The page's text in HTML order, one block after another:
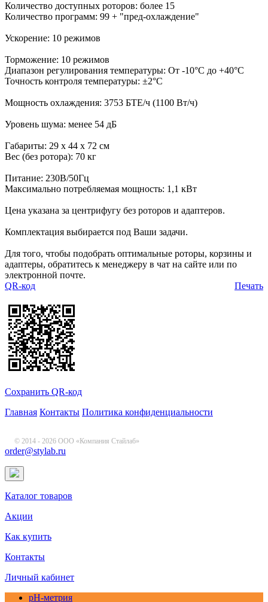
Количество доступных роторов: более 15
Количество программ: 99 + "пред-охлаждение"
Ускорение: 10 режимов
Торможение: 10 режимов
Диапазон регулирования температуры: От -10°С до +40°С
Точность контроля температуры: ±2°C
Мощность охлаждения: 3753 БТЕ/ч (1100 Вт/ч)
Уровень шума: менее 54 дБ
Габариты: 29 х 44 х 72 см
Вес (без ротора): 70 кг
Питание: 230В/50Гц
Максимально потребляемая мощность: 1,1 кВт
Цена указана за центрифугу без роторов и адаптеров.
Комплектация выбирается под Ваши задачи.
Для того, чтобы подобрать оптимальные роторы, корзины и
адаптеры, обратитесь к менеджеру в чат на сайте или по
электронной почте.
Печать
QR-код
Сохранить QR-код
Главная Контакты Политика конфиденциальности
© 2014 - 2026 ООО «Компания Стайлаб»
order@stylab.ru
Каталог товаров
Акции
Как купить
Контакты
Личный кабинет
pH-метрия